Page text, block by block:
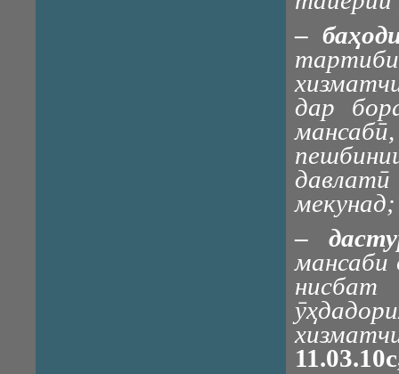
–
дар
мекунад;
–
мансаби
нисбат